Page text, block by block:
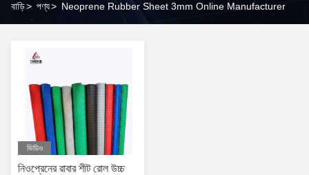
বাড়ি> পণ্য> Neoprene Rubber Sheet 3mm Online Manufacturer
ভিডিও
নিওপ্রেনের রাবার শীট রোল উচ্চ